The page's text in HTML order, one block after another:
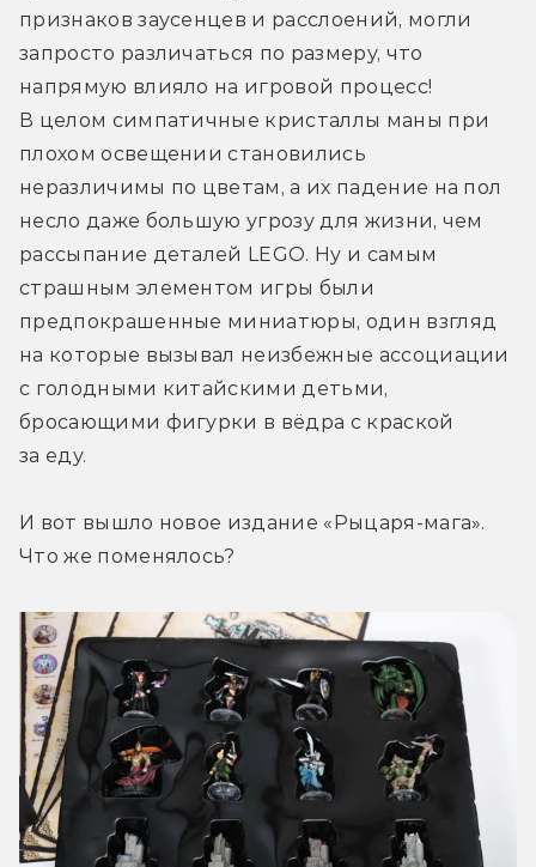
признаков заусенцев и расслоений, могли
запросто различаться по размеру, что
напрямую влияло на игровой процесс!
В целом симпатичные кристаллы маны при
плохом освещении становились
неразличимы по цветам, а их падение на пол
несло даже большую угрозу для жизни, чем
рассыпание деталей LEGO. Ну и самым
страшным элементом игры были
предпокрашенные миниатюры, один взгляд
на которые вызывал неизбежные ассоциации
с голодными китайскими детьми,
бросающими фигурки в вёдра с краской
за еду.
И вот вышло новое издание «Рыцаря-мага».
Что же поменялось?